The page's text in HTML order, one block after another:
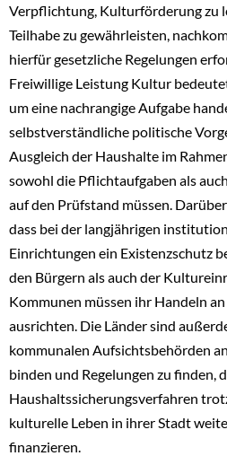
Verpflichtung, Kulturförderung zu
Teilhabe zu gewährleisten,
hierfür gesetzliche Regelungen
Freiwillige Leistung Kultur
um eine nachrangige Aufgabe
selbstverständliche politische
Ausgleich der Haushalte im
sowohl die Pflichtaufgaben als
auf den Prüfstand müssen.
dass bei der langjährigen
Einrichtungen ein Existenzschutz
den Bürgern als auch der
Kommunen müssen ihr Handeln
ausrichten. Die Länder sind
kommunalen Aufsichtsbehörden
binden und Regelungen zu finden,
Haushaltssicherungsverfahren
kulturelle Leben in ihrer Stadt
finanzieren.